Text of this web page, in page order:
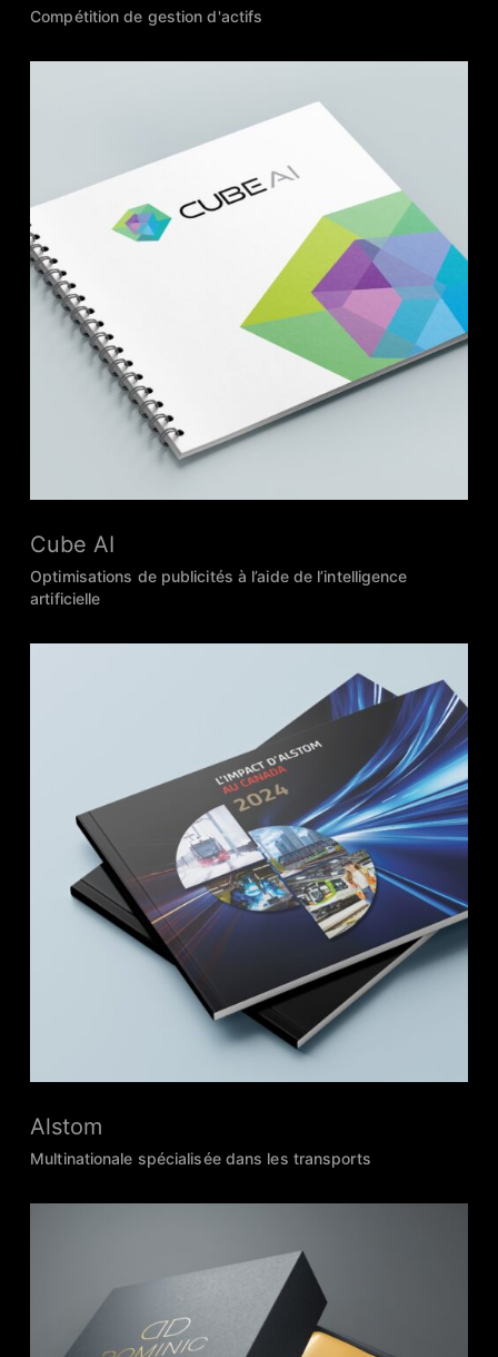
Compétition de gestion d'actifs
Cube AI
Optimisations de publicités à l’aide de l’intelligence
artificielle
Alstom
Multinationale spécialisée dans les transports